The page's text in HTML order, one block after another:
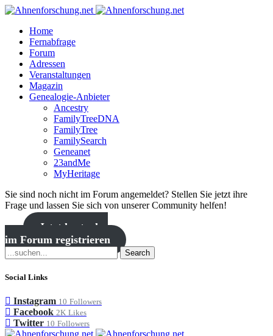
Home
Fernabfrage
Forum
Adressen
Veranstaltungen
Magazin
Genealogie-Anbieter
Ancestry
FamilyTreeDNA
FamilyTree
FamilySearch
Geneanet
23andMe
MyHeritage
Sie sind noch nicht im Forum angemeldet? Stellen Sie jetzt ihre
Frage und lassen Sie sich von unserer Community helfen!
Jetzt kostenlos
im Forum registrieren
Search
Social Links
Instagram 10 Followers
Facebook 2K Likes
Twitter 10 Followers